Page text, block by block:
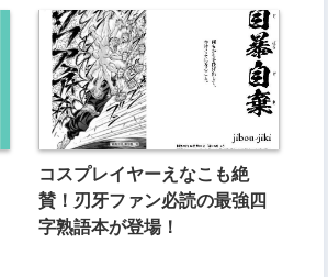
コスプレイヤーえなこも絶
賛！刃牙ファン必読の最強四
字熟語本が登場！